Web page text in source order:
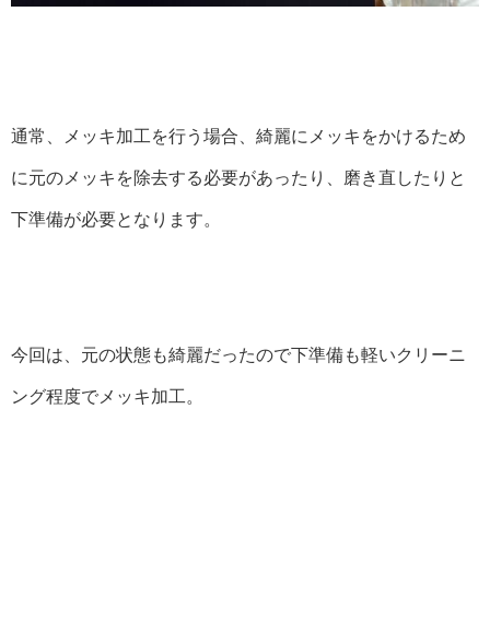
通常、メッキ加工を行う場合、綺麗にメッキをかけるため
に元のメッキを除去する必要があったり、磨き直したりと
下準備が必要となります。
今回は、元の状態も綺麗だったので下準備も軽いクリーニ
ング程度でメッキ加工。